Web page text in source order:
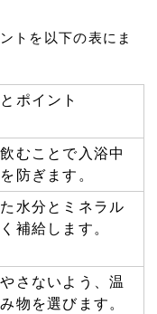
トを以下の表にま
ポイント
むことで入浴中
防ぎます。
水分とミネラル
補給します。
さないよう、温
物を選びます。